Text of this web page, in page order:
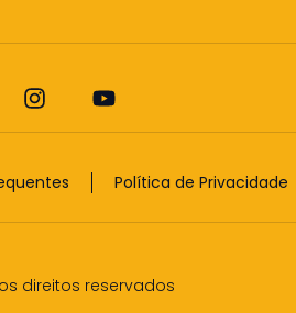
Política de Privacidade
direitos reservados